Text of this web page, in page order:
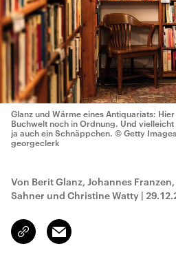
Glanz und Wärme eines Antiquariats:
Buchwelt noch in Ordnung. Und
ja auch ein Schnäppchen. © Getty
georgeclerk
Von Berit Glanz, Johannes
Sahner und Christine Watty |
Link
kopieren/teilen
Email